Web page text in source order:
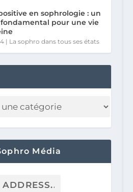
en sophrologie : un
pour une vie
| La sophro dans tous ses états
Média